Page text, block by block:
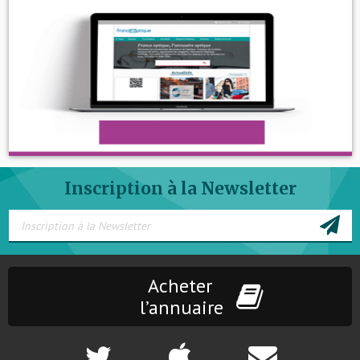
Inscription à la Newsletter
Acheter
l’annuaire